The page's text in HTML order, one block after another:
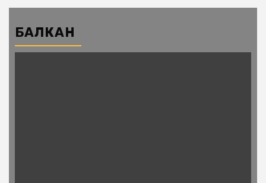
БАЛКАН